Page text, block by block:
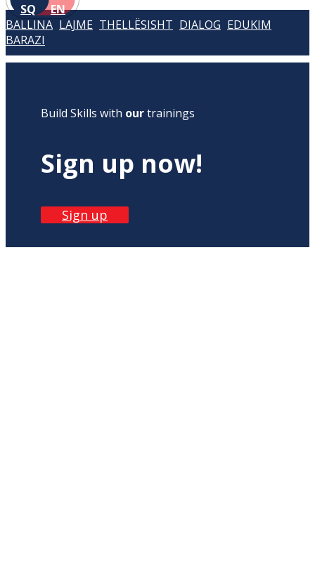
SQ EN
BALLINA LAJME THELLËSISHT DIALOG EDUKIM
BARAZI
Build Skills with ourtrainings
Sign up now!
Sign up